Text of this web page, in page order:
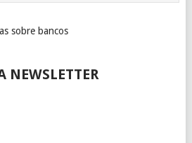
sobre bancos
NEWSLETTER